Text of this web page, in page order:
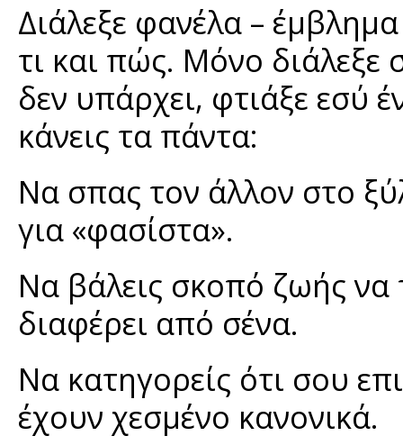
Διάλεξε φανέλα –
τι και πώς. Μόνο
δεν υπάρχει, φτιάξε εσύ
κάνεις τα πάντα:
Να σπας τον άλλον στο
για «φασίστα».
Να βάλεις σκοπό ζωής να
διαφέρει από σένα.
Να κατηγορείς ότι σου
έχουν χεσμένο κανονικά.